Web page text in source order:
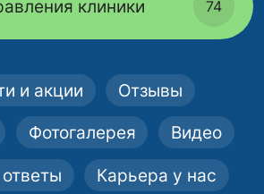
клиники 74
и акции Отзывы
Фотогалерея Видео
Карьера у нас